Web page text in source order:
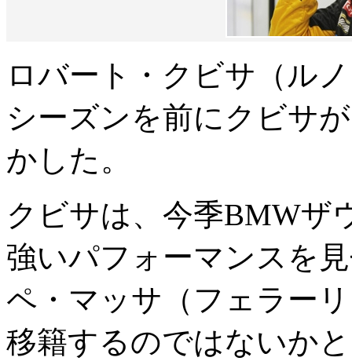
ロバート・クビサ（ル
シーズンを前にクビサ
かした。
クビサは、今季BMWザ
強いパフォーマンスを
ペ・マッサ（フェラー
移籍するのではないか